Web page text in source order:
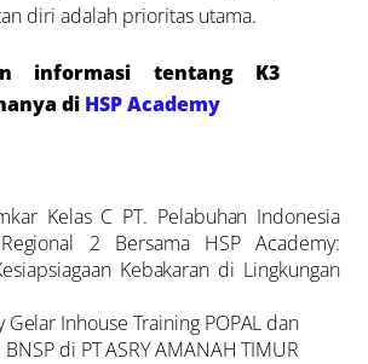
diri adalah prioritas utama.
informasi tentang K3
di HSP Academy
Kelas C PT. Pelabuhan Indonesia
Regional 2 Bersama HSP Academy:
Kebakaran di Lingkungan
Gelar Inhouse Training POPAL dan
di PT ASRY AMANAH TIMUR